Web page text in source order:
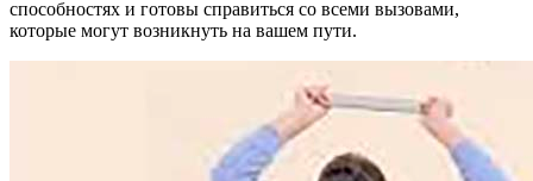
способностях и готовы справиться со всеми вызовами,
которые могут возникнуть на вашем пути.